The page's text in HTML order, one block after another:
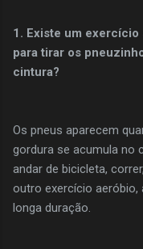
1. Existe um exercício
para tirar os
cintura?
Os pneus aparecem
gordura se acumula no
andar de bicicleta,
outro exercício aeróbio,
longa duração.